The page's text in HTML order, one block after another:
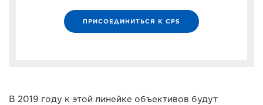
ПРИСОЕДИНИТЬСЯ К CPS
В 2019 году к этой линейке объективов будут